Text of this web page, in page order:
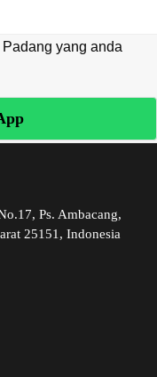
yang anda
Ps. Ambacang,
25151, Indonesia